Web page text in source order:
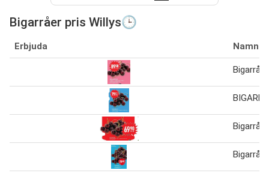
Bigarråer pris Willys🕒
Erbjuda Namn
Bigarråer
Bigarråer